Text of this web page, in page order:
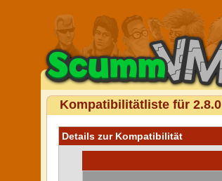
Kompatibilitätliste für 2.8.0
Details zur Kompatibilität